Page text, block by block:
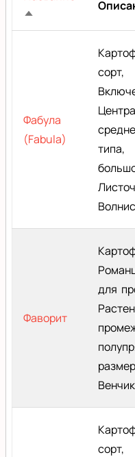
Сортировать
Фабула
(Fabula)
типа,
Фаворит
для